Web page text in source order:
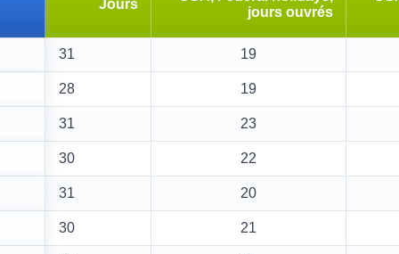
Jours
jours ouvrés
31 19
28 19
31 23
30 22
31 20
30 21